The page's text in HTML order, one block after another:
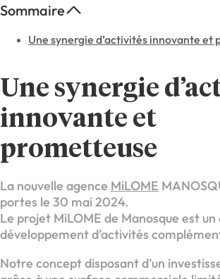
Sommaire
Une synergie d’activités innovante et
Une synergie
innovante et
prometteuse
La nouvelle agence MiLOME
portes le 30 mai 2024.
Le projet MiLOME de Manosque est
développement d’activités
Notre concept disposant d’un